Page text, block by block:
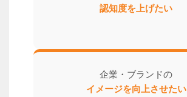
認知度を上げたい
企業・ブランドの
イメージを向上させたい